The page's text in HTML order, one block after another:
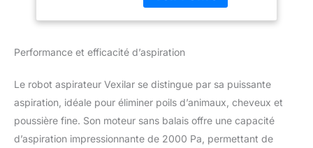
silencieuse, pour
sols en Bois, Tapis
problème de
l'accumulation de saleté
par les positions
détection de collisions
(creux). Le robot
aspirateur est équipé de
capteurs électroniques
plus sensibles qui
Performance et efficacité d’aspiration
Le robot aspirateur Vexilar se distingue par sa puissante
aspiration, idéale pour éliminer poils d’animaux, cheveux et
poussière fine. Son moteur sans balais offre une capacité
d’aspiration impressionnante de 2000 Pa, permettant de